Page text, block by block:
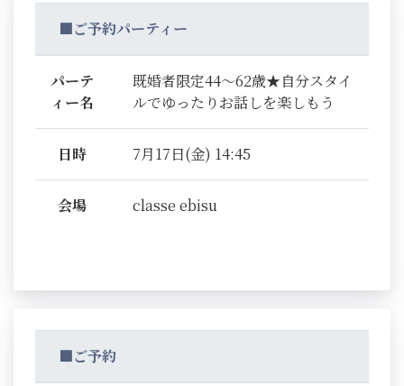
■ご予約パーティー
パーテ
ィー名
既婚者限定44～62歳★自分スタイ
ルでゆったりお話しを楽しもう
日時 7月17日(金) 14:45
会場 classe ebisu
■ご予約